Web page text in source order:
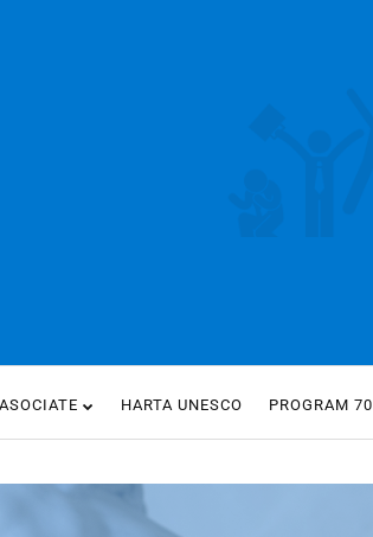
HARTA UNESCO PROGRAM 70